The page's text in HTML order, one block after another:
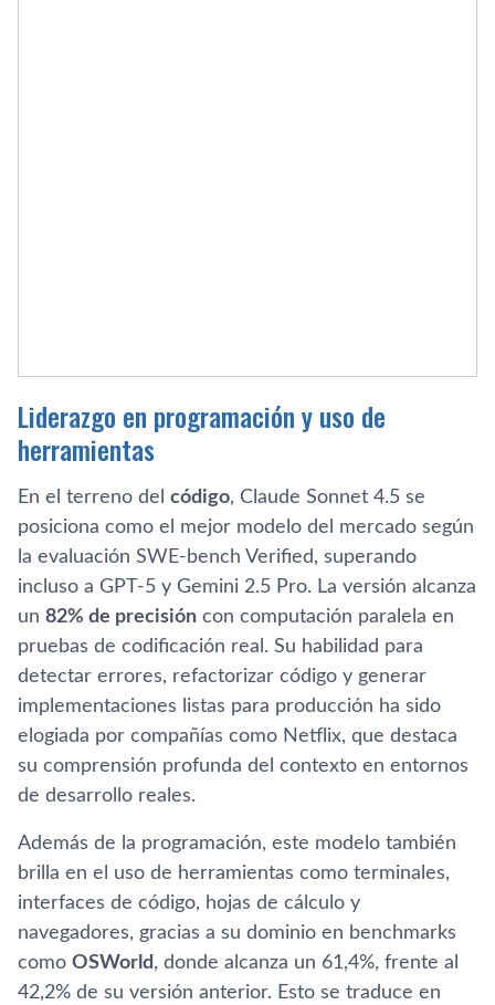
Liderazgo en programación y uso de
herramientas
En el terreno del código, Claude Sonnet 4.5 se
posiciona como el mejor modelo del mercado según
la evaluación SWE-bench Verified, superando
incluso a GPT-5 y Gemini 2.5 Pro. La versión alcanza
un 82% de precisión con computación paralela en
pruebas de codificación real. Su habilidad para
detectar errores, refactorizar código y generar
implementaciones listas para producción ha sido
elogiada por compañías como Netflix, que destaca
su comprensión profunda del contexto en entornos
de desarrollo reales.
Además de la programación, este modelo también
brilla en el uso de herramientas como terminales,
interfaces de código, hojas de cálculo y
navegadores, gracias a su dominio en benchmarks
como OSWorld, donde alcanza un 61,4%, frente al
42,2% de su versión anterior. Esto se traduce en